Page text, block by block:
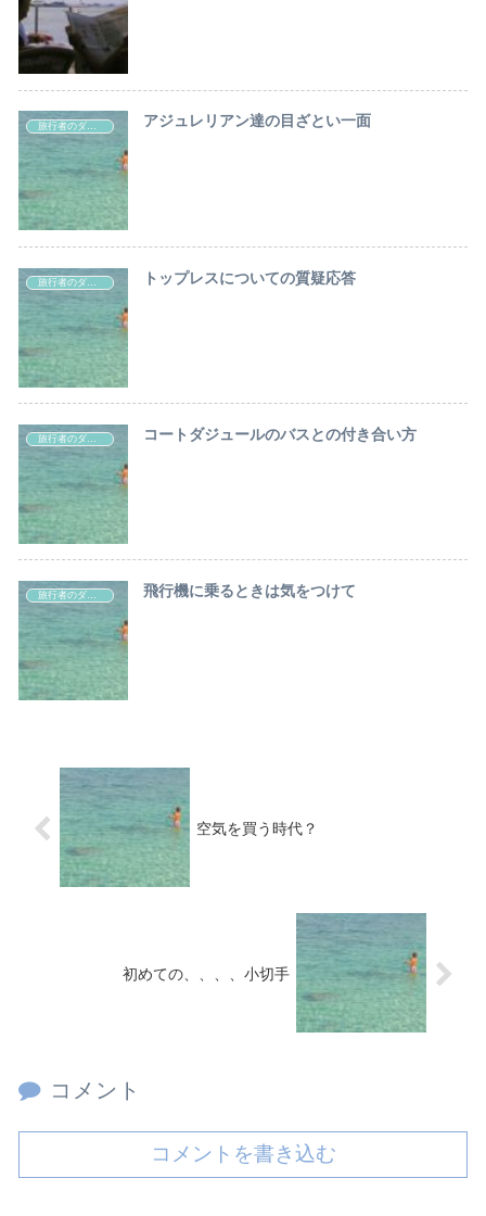
アジュレリアン達の目ざとい一面
トップレスについての質疑応答
コートダジュールのバスとの付き合い方
旅行者のダジュール・ルール 飛行機に乗るときは気をつけて
空気を買う時代？
初めての、、、、小切手
コメント
コメントを書き込む